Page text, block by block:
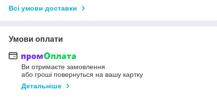
Всі умови доставки
Умови оплати
Ви отримаєте замовлення
або гроші повернуться на вашу картку
Детальніше